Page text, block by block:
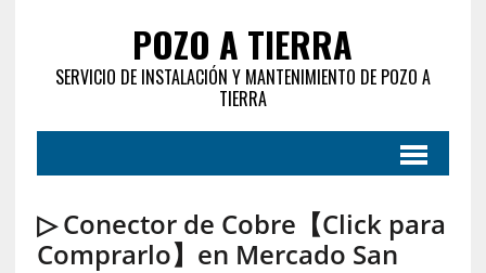
POZO A TIERRA
SERVICIO DE INSTALACIÓN Y MANTENIMIENTO DE POZO A
TIERRA
▷ Conector de Cobre【Click para
Comprarlo】en Mercado San